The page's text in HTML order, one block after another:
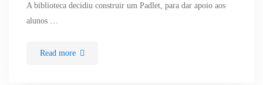
A biblioteca decidiu construir um Padlet, para dar apoio aos
alunos …
Read more